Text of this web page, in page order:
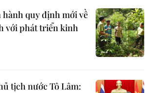
quy định mới về
với phát triển kinh
tịch nước Tô Lâm: